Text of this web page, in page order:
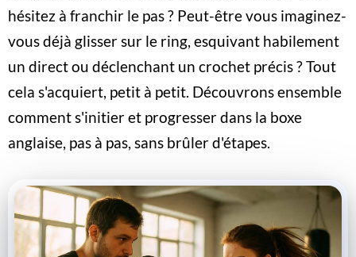
hésitez à franchir le pas ? Peut-être vous imaginez-
vous déjà glisser sur le ring, esquivant habilement
un direct ou déclenchant un crochet précis ? Tout
cela s'acquiert, petit à petit. Découvrons ensemble
comment s'initier et progresser dans la boxe
anglaise, pas à pas, sans brûler d'étapes.